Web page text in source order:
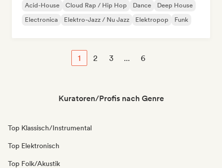
Acid-House Cloud Rap / Hip Hop Dance
Deep House
Electronica
Elektro-Jazz / Nu Jazz Elektropop Funk
1 2 3 ... 6
Kuratoren/Profis nach Genre
Top Klassisch/Instrumental
Top Elektronisch
Top Folk/Akustik